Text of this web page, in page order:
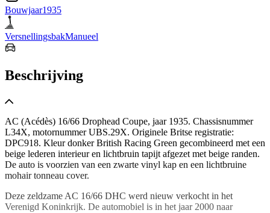
Bouwjaar1935
VersnellingsbakManueel
Beschrijving
AC (Acédès) 16/66 Drophead Coupe, jaar 1935. Chassisnummer
L34X, motornummer UBS.29X. Originele Britse registratie:
DPC918. Kleur donker British Racing Green gecombineerd met een
beige lederen interieur en lichtbruin tapijt afgezet met beige randen.
De auto is voorzien van een zwarte vinyl kap en een lichtbruine
mohair tonneau cover.
Deze zeldzame AC 16/66 DHC werd nieuw verkocht in het
Verenigd Koninkrijk. De automobiel is in het jaar 2000 naar